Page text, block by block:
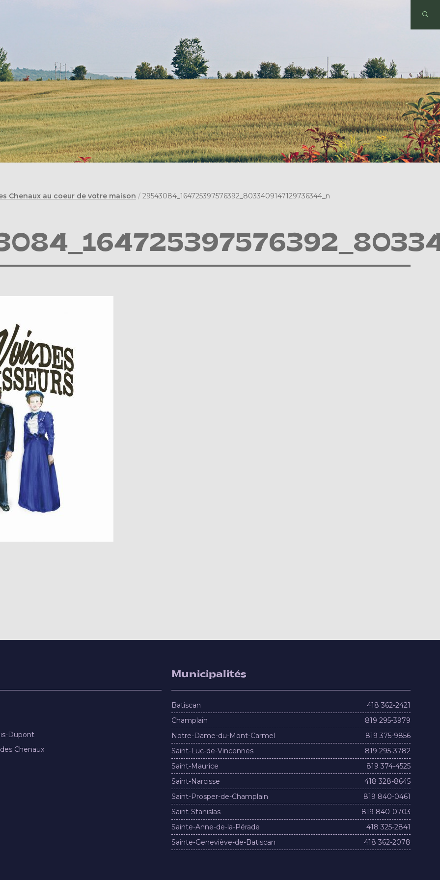
Chenaux au coeur de votre maison / 29543084_164725397576392_8033409147129736344_n
Dupont
Chenaux
Municipalités
Batiscan
418 362-2421
Champlain
819 295-3979
Notre-Dame-du-Mont-Carmel
819 375-9856
Saint-Luc-de-Vincennes
819 295-3782
Saint-Maurice
819 374-4525
Saint-Narcisse
418 328-8645
Saint-Prosper-de-Champlain
819 840-0461
Saint-Stanislas
819 840-0703
Sainte-Anne-de-la-Pérade
418 325-2841
Sainte-Geneviève-de-Batiscan
418 362-2078